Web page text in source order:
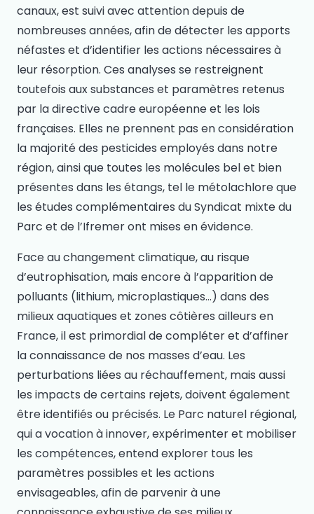
canaux, est suivi avec attention depuis de
nombreuses années, afin de détecter les apports
néfastes et d’identifier les actions nécessaires à
leur résorption. Ces analyses se restreignent
toutefois aux substances et paramètres retenus
par la directive cadre européenne et les lois
françaises. Elles ne prennent pas en considération
la majorité des pesticides employés dans notre
région, ainsi que toutes les molécules bel et bien
présentes dans les étangs, tel le métolachlore que
les études complémentaires du Syndicat mixte du
Parc et de l’Ifremer ont mises en évidence.
Face au changement climatique, au risque
d’eutrophisation, mais encore à l’apparition de
polluants (lithium, microplastiques…) dans des
milieux aquatiques et zones côtières ailleurs en
France, il est primordial de compléter et d’affiner
la connaissance de nos masses d’eau. Les
perturbations liées au réchauffement, mais aussi
les impacts de certains rejets, doivent également
être identifiés ou précisés. Le Parc naturel régional,
qui a vocation à innover, expérimenter et mobiliser
les compétences, entend explorer tous les
paramètres possibles et les actions
envisageables, afin de parvenir à une